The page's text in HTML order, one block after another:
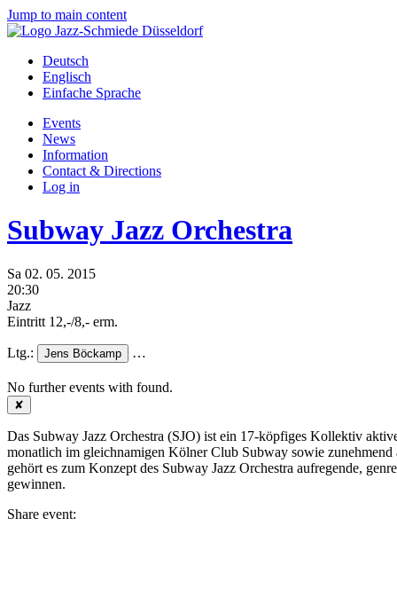
Jump to main content
Deutsch
Englisch
Einfache Sprache
Events
News
Information
Contact & Directions
Log in
Subway Jazz Orchestra
Sa 02. 05. 2015
20:30
Jazz
Eintritt 12,-/8,- erm.
Ltg.: Jens Böckamp …
No further events with found.
✘
Das Subway Jazz Orchestra (SJO) ist ein 17-köpfiges Kollektiv
monatlich im gleichnamigen Kölner Club Subway sowie
gehört es zum Konzept des Subway Jazz Orchestra aufregende,
gewinnen.
Share event: